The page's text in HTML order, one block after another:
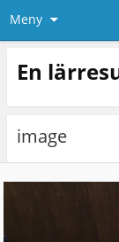
Meny
En
image